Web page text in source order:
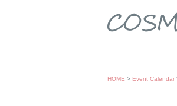
Skip
HOME > Event Calendar